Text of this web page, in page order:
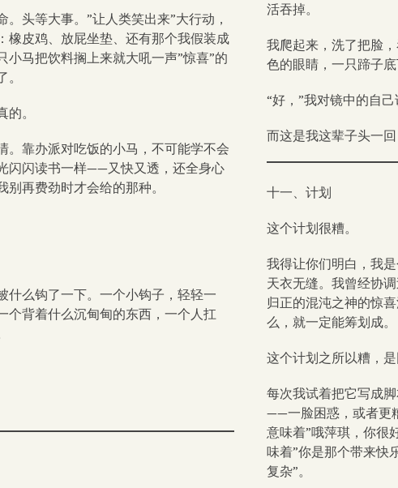
头等大事。”让人类笑出来”大行动，
橡皮鸡、放屁坐垫、还有那个我假装成
小马把饮料搁上来就大吼一声”惊喜”的
。
。靠办派对吃饭的小马，不可能学不会
闪闪读书一样——又快又透，还全身心
再费劲时才会给的那种。
什么钩了一下。一个小钩子，轻轻一
个背着什么沉甸甸的东西，一个人扛
活吞掉。
我爬起来，洗了把脸
色的眼睛，一只蹄子
“好，”我对镜中的自
而这是我这辈子头一
十一、计划
这个计划很糟。
我得让你们明白，我
天衣无缝。我曾经协
归正的混沌之神的惊
么，就一定能筹划成。
这个计划之所以糟，是
每次我试着把它写成
——一脸困惑，或者更
意味着”哦萍琪，你很
味着”你是那个带来快
复杂”。